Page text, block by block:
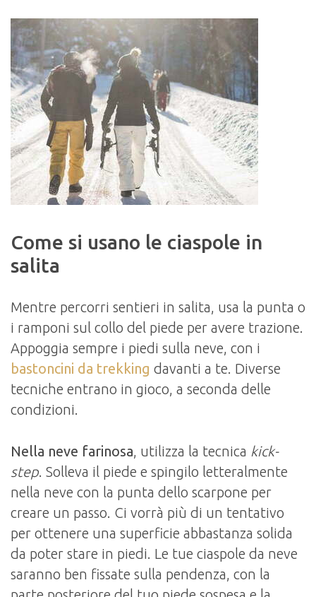
Come si usano le ciaspole in
salita
Mentre percorri sentieri in salita, usa la punta o
i ramponi sul collo del piede per avere trazione.
Appoggia sempre i piedi sulla neve, con i
bastoncini da trekking davanti a te. Diverse
tecniche entrano in gioco, a seconda delle
condizioni.
Nella neve farinosa, utilizza la tecnica kick-
step. Solleva il piede e spingilo letteralmente
nella neve con la punta dello scarpone per
creare un passo. Ci vorrà più di un tentativo
per ottenere una superficie abbastanza solida
da poter stare in piedi. Le tue ciaspole da neve
saranno ben fissate sulla pendenza, con la